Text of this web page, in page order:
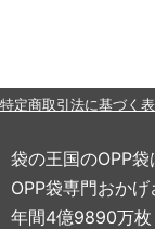
特定商取引法に基づく
袋の王国のOPP
OPP袋専門おか
年間4億9890万